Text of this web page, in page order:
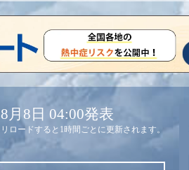
8月8日 04:00発表
リロードすると1時間ごとに更新されます。